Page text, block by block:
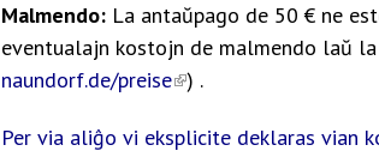
Malmendo: La antaŭpago de 50 € ne
eventualajn kostojn de malmendo laŭ
naundorf.de/preise(link is external)
) .
Per via aliĝo vi eksplicite deklaras vian